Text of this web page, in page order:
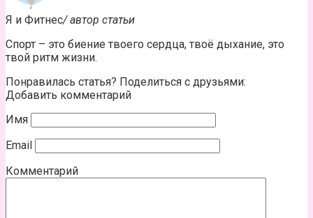
Я и Фитнес/ автор статьи
Спорт – это биение твоего сердца, твоё дыхание, это
твой ритм жизни.
Понравилась статья? Поделиться с друзьями:
Добавить комментарий
Имя
Email
Комментарий